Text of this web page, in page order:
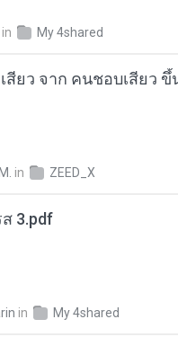
in My 4shared
เสียว จาก คนชอบเสียว
in ZEED_X
3.pdf
in My 4shared